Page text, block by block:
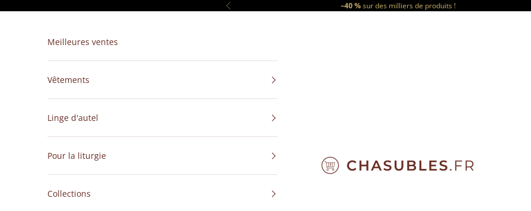
Précédent –40 %sur des milliers de produits !
CHASUBLES.FR
Meilleures ventes
Vêtements
Linge d'autel
Pour la liturgie
Collections